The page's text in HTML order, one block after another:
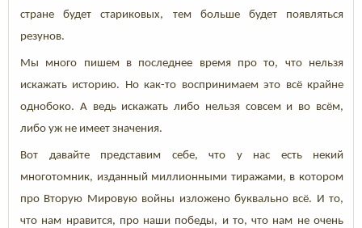
стране будет стариковых, тем больше будет появляться
резунов.
Мы много пишем в последнее время про то, что нельзя
искажать историю. Но как-то воспринимаем это всё крайне
однобоко. А ведь искажать либо нельзя совсем и во всём,
либо уж не имеет значения.
Вот давайте представим себе, что у нас есть некий
многотомник, изданный миллионными тиражами, в котором
про Вторую Мировую войны изложено буквально всё. И то,
что нам нравится, про наши победы, и то, что нам не очень